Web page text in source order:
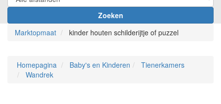
Zoeken
Marktopmaat
kinder houten schilderijtje of puzzel
Homepagina Baby's en Kinderen
Tienerkamers
Wandrek